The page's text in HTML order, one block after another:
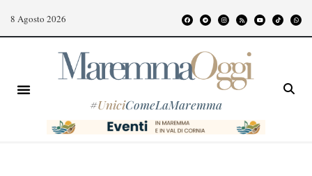
8 Agosto 2026
#UniciComeLaMaremma